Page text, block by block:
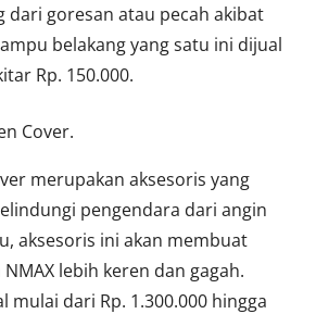
dari goresan atau pecah akibat
belakang yang satu ini dijual
Rp. 150.000.
Cover.
merupakan aksesoris yang
pengendara dari angin
aksesoris ini akan membuat
lebih keren dan gagah.
mulai dari Rp. 1.300.000 hingga